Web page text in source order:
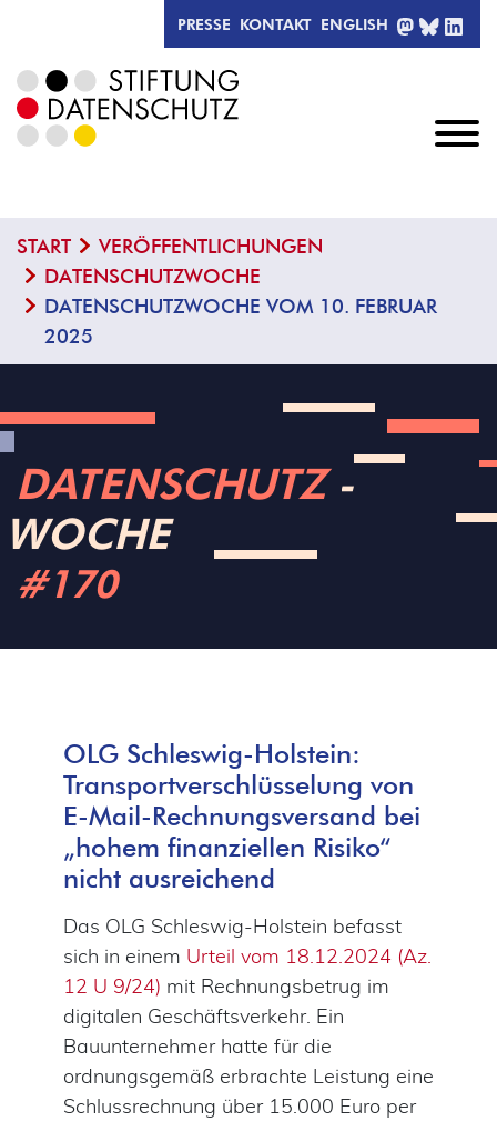
PRESSE KONTAKT ENGLISH
START
VERÖFFENTLICHUNGEN
DATENSCHUTZWOCHE
DATENSCHUTZWOCHE VOM 10. FEBRUAR
2025
DATENSCHUTZ ­
WOCHE
#170
OLG Schleswig-Holstein:
Transportverschlüsselung von
E-Mail-Rechnungsversand bei
„hohem finanziellen Risiko“
nicht ausreichend
Das OLG Schleswig-Holstein befasst
sich in einem Urteil vom 18.12.2024 (Az.
12 U 9/24) mit Rechnungsbetrug im
digitalen Geschäftsverkehr. Ein
Bauunternehmer hatte für die
ordnungsgemäß erbrachte Leistung eine
Schlussrechnung über 15.000 Euro per